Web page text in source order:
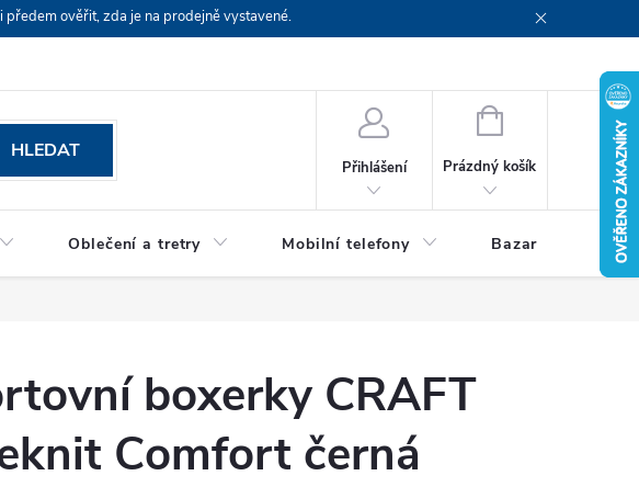
ověřit, zda je na prodejně vystavené.
HLEDAT
Přihlášení
NÁKUPNÍ
Prázdný košík
Oblečení a tretry Mobilní telefony Bazar Servis
boxerky CRAFT
Comfort černá